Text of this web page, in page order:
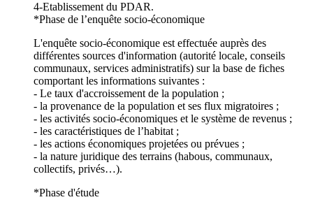
4-Etablissement du PDAR.
*Phase de l’enquête socio-économique
L'enquête socio-économique est effectuée auprès des
différentes sources d'information (autorité locale, conseils
communaux, services administratifs) sur la base de fiches
comportant les informations suivantes :
- Le taux d'accroissement de la population ;
- la provenance de la population et ses flux migratoires ;
- les activités socio-économiques et le système de revenus ;
- les caractéristiques de l’habitat ;
- les actions économiques projetées ou prévues ;
- la nature juridique des terrains (habous, communaux,
collectifs, privés…).
*Phase d'étude